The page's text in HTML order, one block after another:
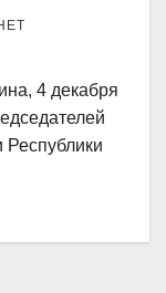
4 декабря
Республики